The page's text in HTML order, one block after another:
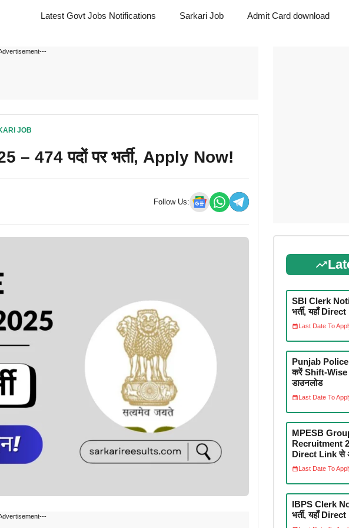
Latest Govt Jobs Notifications Sarkari Job Admit Card download
JOB
474 पदों पर भर्ती, Apply Now!
Follow Us:
SBI Clerk
भर्ती, यहाँ
Last Date To
Punjab Police
करें Shift-Wise
डाउनलोड
Last Date To
MPESB
Recruitment
Direct Link से
Last Date To
IBPS Clerk
भर्ती, यहाँ